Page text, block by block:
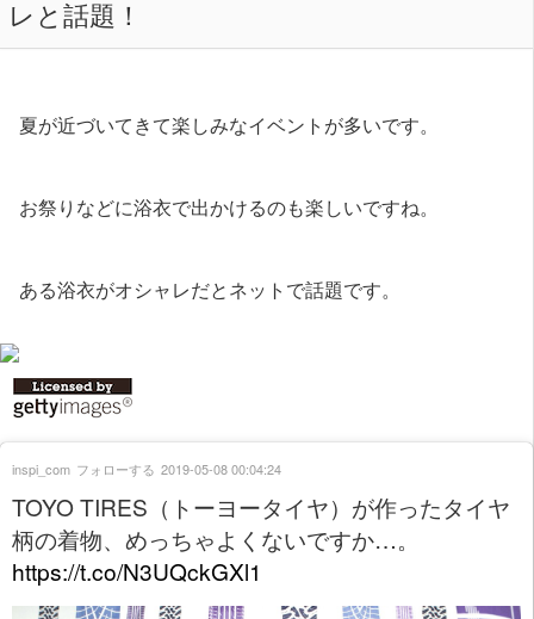
レと話題！
夏が近づいてきて楽しみなイベントが多いです。
お祭りなどに浴衣で出かけるのも楽しいですね。
ある浴衣がオシャレだとネットで話題です。
TOYO TIRES（トーヨータイヤ）が作ったタイヤ
柄の着物、めっちゃよくないですか…。
https://t.co/N3UQckGXl1
inspi_com フォローする 2019-05-08 00:04:24